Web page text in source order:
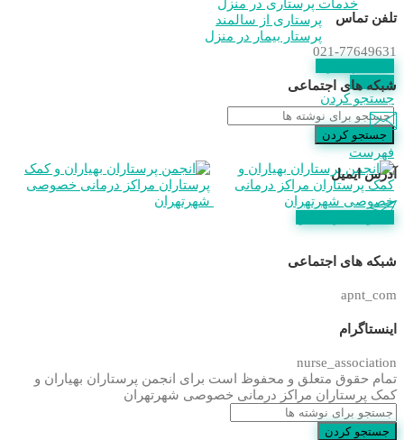
خدمات پرستاری در منزل
پرستاری از سالمند
پرستار بیمار در منزل
عضویت
جستجو کردن
جستجو کردن
فهرست
تلفن تماس
021-77649631
شبکه های اجتماعی
آدرس ایمیل
شبکه های اجتماعی
apnt_com
اینستاگرام
nurse_association
تمام حقوق متعلق و محفوظ است برای انجمن پرستاران بهیاران و
کمک پرستاران مراکز درمانی خصوصی شهرتهران
جستجو کردن